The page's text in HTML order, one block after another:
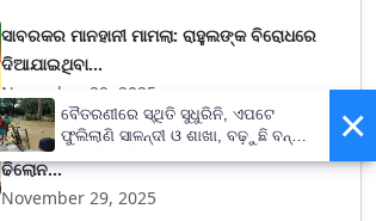
ସାବରକର ମାନହାନୀ ମାମଲା: ରାହୁଲଙ୍କ ବିରୋଧରେ
ଦିଆଯାଇଥିବା...
November 29, 2025
“କପିଲ୍ ଶର୍ମାଙ୍କୁ ହତ୍ୟା ଯୋଜନା କରିଥିଲା ଗୋଲ୍ଡି
ଢିଲୋନ...
November 29, 2025
×
ବୈତରଣୀରେ ସ୍ଥିତି ସୁଧୁରିନି, ଏପଟେ
ଫୁଲିଲାଣି ସାଳନ୍ଦୀ ଓ ଶାଖା, ବଢ଼ୁଛି ବନ୍ୟା